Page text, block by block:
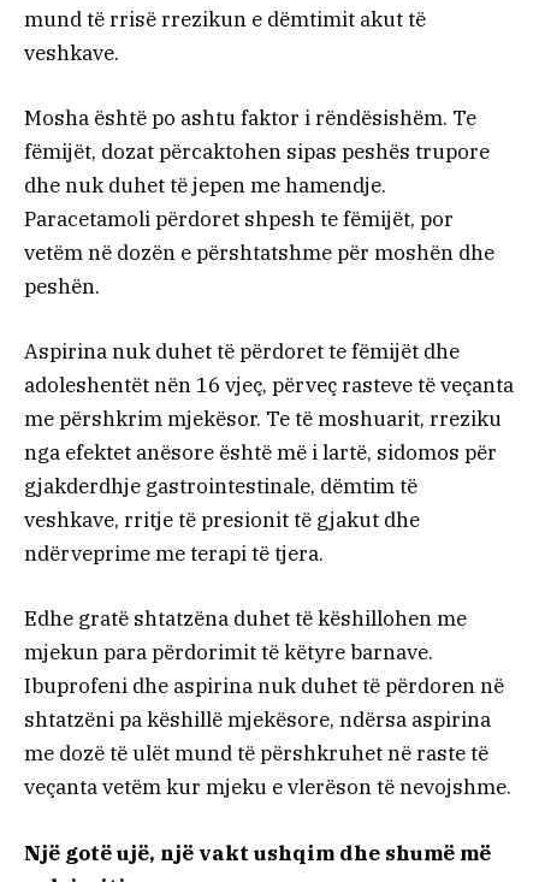
mund të rrisë rrezikun e dëmtimit akut të
veshkave.
Mosha është po ashtu faktor i rëndësishëm. Te
fëmijët, dozat përcaktohen sipas peshës trupore
dhe nuk duhet të jepen me hamendje.
Paracetamoli përdoret shpesh te fëmijët, por
vetëm në dozën e përshtatshme për moshën dhe
peshën.
Aspirina nuk duhet të përdoret te fëmijët dhe
adoleshentët nën 16 vjeç, përveç rasteve të veçanta
me përshkrim mjekësor. Te të moshuarit, rreziku
nga efektet anësore është më i lartë, sidomos për
gjakderdhje gastrointestinale, dëmtim të
veshkave, rritje të presionit të gjakut dhe
ndërveprime me terapi të tjera.
Edhe gratë shtatzëna duhet të këshillohen me
mjekun para përdorimit të këtyre barnave.
Ibuprofeni dhe aspirina nuk duhet të përdoren në
shtatzëni pa këshillë mjekësore, ndërsa aspirina
me dozë të ulët mund të përshkruhet në raste të
veçanta vetëm kur mjeku e vlerëson të nevojshme.
Një gotë ujë, një vakt ushqim dhe shumë më